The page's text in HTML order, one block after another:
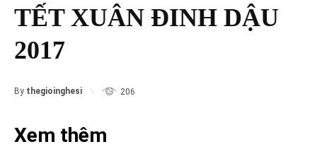
TẾT XUÂN ĐINH DẬU
2017
By thegioinghesi 206
Xem thêm